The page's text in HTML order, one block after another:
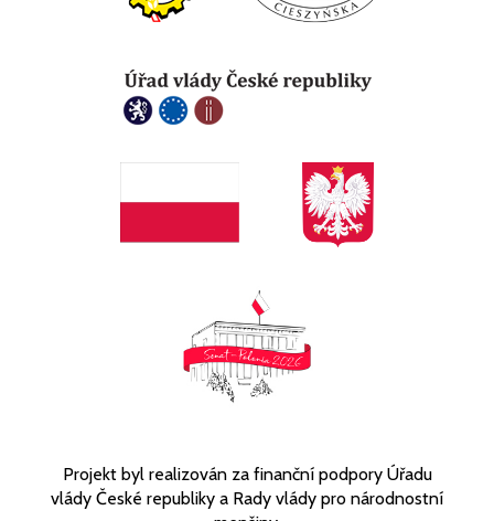
Projekt byl realizován za finanční podpory Úřadu
vlády České republiky a Rady vlády pro národnostní